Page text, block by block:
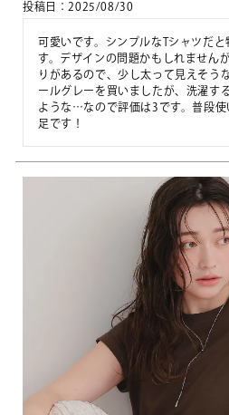
投稿日 2025/08/30
可愛いです。シンプルなTシャツだ
す。デザインの問題かもしれません
りがあるので、少し太って見えそう
ールグレーを買いましたが、洗濯す
ような…なので評価は3です。普段使
足です！